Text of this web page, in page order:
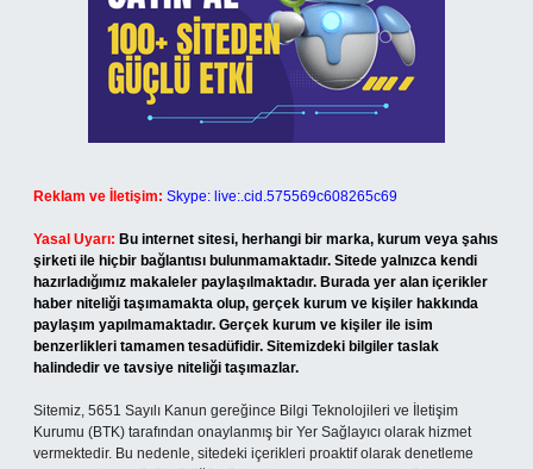
Reklam ve İletişim: Skype: live:.cid.575569c608265c69
Yasal Uyarı: Bu internet sitesi, herhangi bir marka, kurum veya şahıs
şirketi ile hiçbir bağlantısı bulunmamaktadır. Sitede yalnızca kendi
hazırladığımız makaleler paylaşılmaktadır. Burada yer alan içerikler
haber niteliği taşımamakta olup, gerçek kurum ve kişiler hakkında
paylaşım yapılmamaktadır. Gerçek kurum ve kişiler ile isim
benzerlikleri tamamen tesadüfidir. Sitemizdeki bilgiler taslak
halindedir ve tavsiye niteliği taşımazlar.
Sitemiz, 5651 Sayılı Kanun gereğince Bilgi Teknolojileri ve İletişim
Kurumu (BTK) tarafından onaylanmış bir Yer Sağlayıcı olarak hizmet
vermektedir. Bu nedenle, sitedeki içerikleri proaktif olarak denetleme